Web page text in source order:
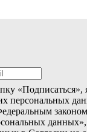
«Подписаться»,
персональных
данных»,